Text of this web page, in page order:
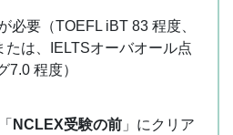
必要（TOEFL iBT 83 程度、
たは、IELTSオーバオール点
7.0 程度）
NCLEX受験の前 」にクリア